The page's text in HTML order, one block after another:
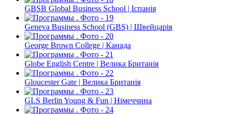
GBSB Global Business School | Іспанія
Geneva Business School (GBS) | Швейцарія
George Brown College | Канада
Globe English Centre | Велика Британія
Gloucester Gate | Велика Британія
GLS Berlin Young & Fun | Німеччина